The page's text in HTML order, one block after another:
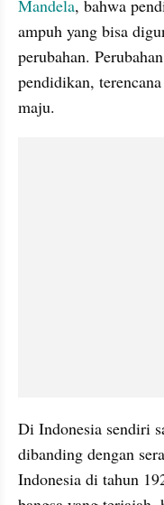
Mandela, bahwa
ampuh yang bisa
perubahan.
pendidikan,
maju.
Di Indonesia sendiri
dibanding dengan
Indonesia di tahun